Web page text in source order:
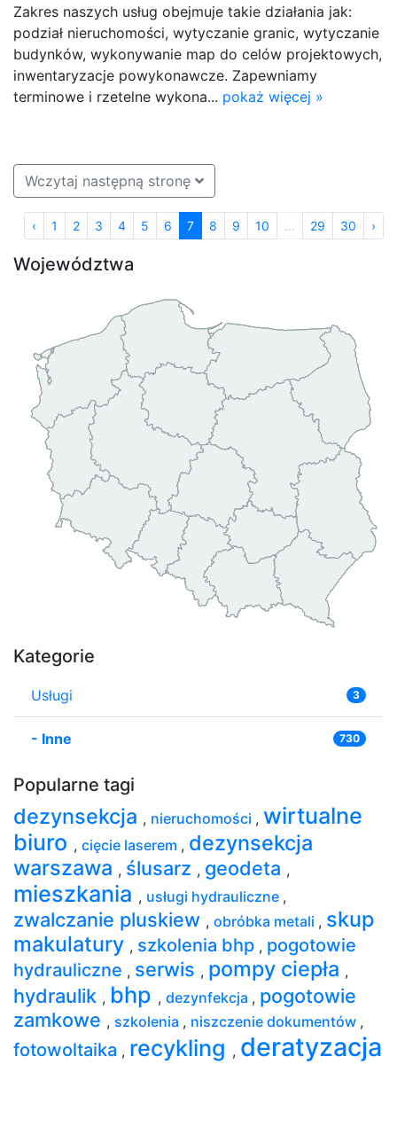
Zakres naszych usług obejmuje takie działania jak:
podział nieruchomości, wytyczanie granic, wytyczanie
budynków, wykonywanie map do celów projektowych,
inwentaryzacje powykonawcze. Zapewniamy
terminowe i rzetelne wykona... pokaż więcej »
Wczytaj następną stronę
‹ 1 2 3 4 5 6 7 8 9 10 ... 29 30 ›
Województwa
Kategorie
Usługi 3
- Inne 730
Popularne tagi
dezynsekcja , nieruchomości , wirtualne
biuro , cięcie laserem , dezynsekcja
warszawa , ślusarz , geodeta ,
mieszkania , usługi hydrauliczne ,
zwalczanie pluskiew , obróbka metali , skup
makulatury , szkolenia bhp , pogotowie
hydrauliczne , serwis , pompy ciepła ,
hydraulik , bhp , dezynfekcja , pogotowie
zamkowe , szkolenia , niszczenie dokumentów ,
fotowoltaika , recykling , deratyzacja